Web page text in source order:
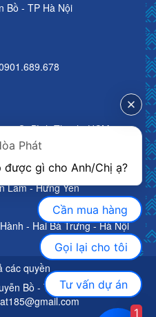
Bồ - TP Hà Nội
Q. Bình Thạnh, HCM
Lâm - Hưng Yên
- Hai Bà Trưng - Hà Nội
các quyền
Bồ - TP Hà Nội
Phát
Cần mua hàng
Gọi lại cho tôi
Tư vấn dự án
1